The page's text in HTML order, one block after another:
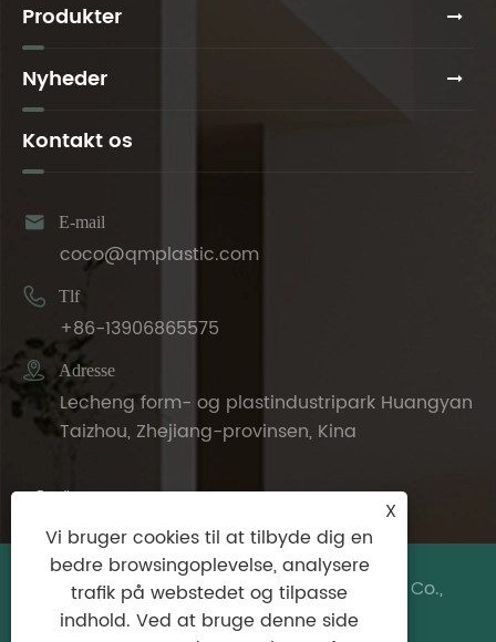
Produkter
Nyheder
Kontakt os
 E-mail
coco@qmplastic.com
 Tlf
+86-13906865575
 Adresse
Lecheng form- og plastindustripark Huangyan
Taizhou, Zhejiang-provinsen, Kina
Copyright © 2024 Taizhou DeDeer Plastic Co.,
Ltd. Alle rettigheder forbeholdes.
X
Vi bruger cookies til at tilbyde dig en
bedre browsingoplevelse, analysere
trafik på webstedet og tilpasse
indhold. Ved at bruge denne side